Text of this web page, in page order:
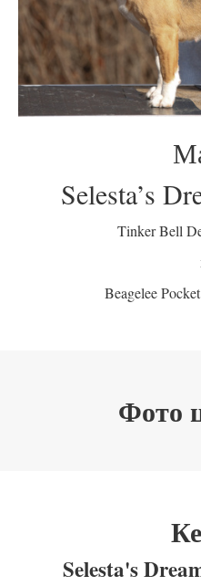
Selesta’s
Tinker Bell
Beagelee
Фото
Selesta's